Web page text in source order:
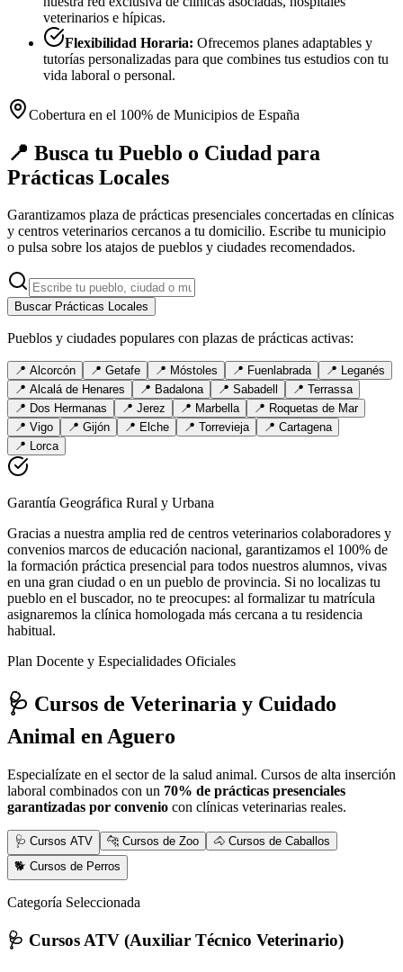
veterinarios e hípicas.
Flexibilidad Horaria: Ofrecemos planes adaptables y
tutorías personalizadas para que combines tus estudios con tu
vida laboral o personal.
Cobertura en el 100% de Municipios de España
📍 Busca tu Pueblo o Ciudad para
Prácticas Locales
Garantizamos plaza de prácticas presenciales concertadas en clínicas
y centros veterinarios cercanos a tu domicilio. Escribe tu municipio
o pulsa sobre los atajos de pueblos y ciudades recomendados.
Buscar Prácticas Locales
Pueblos y ciudades populares con plazas de prácticas activas:
📍 Alcorcón 📍 Getafe 📍 Móstoles 📍 Fuenlabrada 📍 Leganés
📍 Alcalá de Henares 📍 Badalona 📍 Sabadell 📍 Terrassa
📍 Dos Hermanas 📍 Jerez 📍 Marbella 📍 Roquetas de Mar
📍 Vigo 📍 Gijón 📍 Elche 📍 Torrevieja 📍 Cartagena
📍 Lorca
Garantía Geográfica Rural y Urbana
Gracias a nuestra amplia red de centros veterinarios colaboradores y
convenios marcos de educación nacional, garantizamos el 100% de
la formación práctica presencial para todos nuestros alumnos, vivas
en una gran ciudad o en un pueblo de provincia. Si no localizas tu
pueblo en el buscador, no te preocupes: al formalizar tu matrícula
asignaremos la clínica homologada más cercana a tu residencia
habitual.
Plan Docente y Especialidades Oficiales
🩺 Cursos de Veterinaria y Cuidado
Animal en Aguero
Especialízate en el sector de la salud animal. Cursos de alta inserción
laboral combinados con un 70% de prácticas presenciales
garantizadas por convenio con clínicas veterinarias reales.
🩺 Cursos ATV 🐆 Cursos de Zoo
🐴 Cursos de Caballos
🐕 Cursos de Perros
Categoría Seleccionada
🩺 Cursos ATV (Auxiliar Técnico Veterinario)